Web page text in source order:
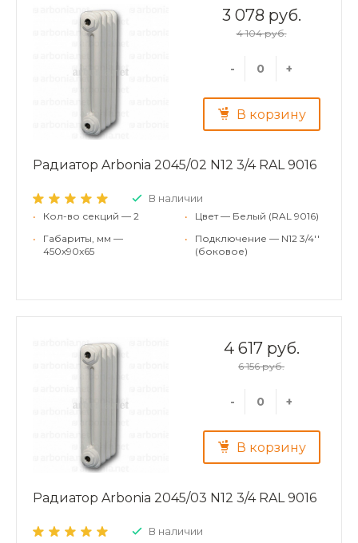
3 078 руб.
4 104 руб.
- +
В корзину
Радиатор Arbonia 2045/02 N12 3/4 RAL 9016
В наличии
•
Кол-во секций — 2
•
Габариты, мм —
450x90x65
•
Цвет — Белый (RAL 9016)
•
Подключение — N12 3/4''
(боковое)
4 617 руб.
6 156 руб.
- +
В корзину
Радиатор Arbonia 2045/03 N12 3/4 RAL 9016
В наличии